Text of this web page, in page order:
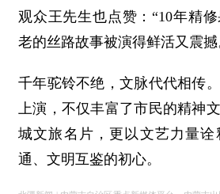
观众王先生也点赞：“10年精
老的丝路故事被演得鲜活又震撼
千年驼铃不绝，文脉代代相传
上演，不仅丰富了市民的精神
城文旅名片，更以文艺力量
通、文明互鉴的初心。